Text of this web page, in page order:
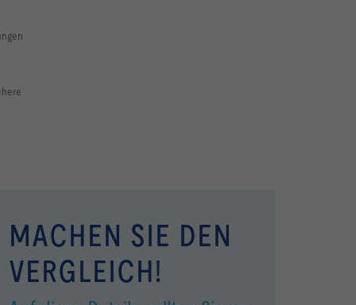
MACHEN SIE DEN
VERGLEICH!